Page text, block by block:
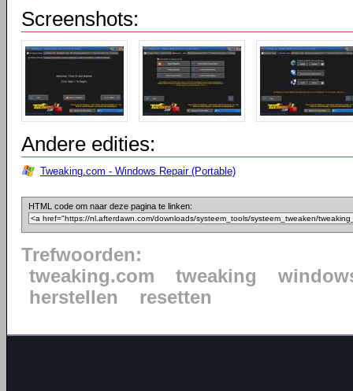
Screenshots:
Andere edities:
Tweaking.com - Windows Repair (Portable)
HTML code om naar deze pagina te linken:
Trefwoorden:
tweaking.com
tweaking
herstellen
resetten